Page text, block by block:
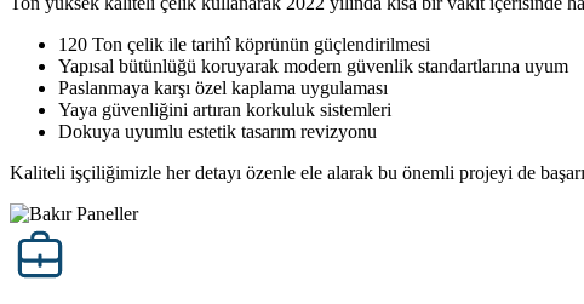
120 Ton çelik ile tarihî köprünün güçlendirilmesi
Yapısal bütünlüğü koruyarak modern güvenlik standartlarına uyum
Paslanmaya karşı özel kaplama uygulaması
Yaya güvenliğini artıran korkuluk sistemleri
Dokuya uyumlu estetik tasarım revizyonu
Kaliteli işçiliğimizle her detayı özenle ele alarak bu önemli projeyi de